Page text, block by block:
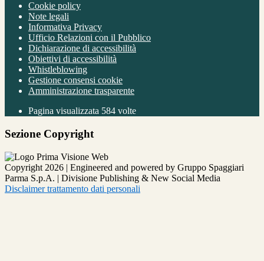
Cookie policy
Note legali
Informativa Privacy
Ufficio Relazioni con il Pubblico
Dichiarazione di accessibilità
Obiettivi di accessibilità
Whistleblowing
Gestione consensi cookie
Amministrazione trasparente
Pagina visualizzata 584 volte
Sezione Copyright
Copyright 2026 | Engineered and powered by Gruppo Spaggiari
Parma S.p.A. | Divisione Publishing & New Social Media
Disclaimer trattamento dati personali